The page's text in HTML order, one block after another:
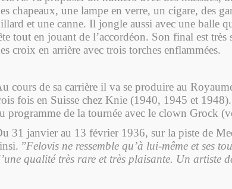
chapeaux, une lampe en verre, un cigare, des
et une canne. Il jongle aussi avec une balle
tout en jouant de l’accordéon. Son final est très
croix en arrière avec trois torches enflammées.
cours de sa carrière il va se produire au
fois en Suisse chez Knie (1940, 1945 et
programme de la tournée avec le clown Grock
31 janvier au 13 février 1936, sur la piste de
”Felovis ne ressemble qu’à lui-même et ses
qualité très rare et très plaisante. Un artiste